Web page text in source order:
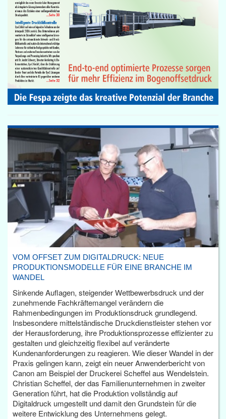
VOM OFFSET ZUM DIGITALDRUCK: NEUE
PRODUKTIONSMODELLE FÜR EINE BRANCHE IM
WANDEL
Sinkende Auflagen, steigender Wettbewerbsdruck und der
zunehmende Fachkräftemangel verändern die
Rahmenbedingungen im Produktionsdruck grundlegend.
Insbesondere mittelständische Druckdienstleister stehen vor
der Herausforderung, ihre Produktionsprozesse effizienter zu
gestalten und gleichzeitig flexibel auf veränderte
Kundenanforderungen zu reagieren. Wie dieser Wandel in der
Praxis gelingen kann, zeigt ein neuer Anwenderbericht von
Canon am Beispiel der Druckerei Scheffel aus Wendelstein.
Christian Scheffel, der das Familienunternehmen in zweiter
Generation führt, hat die Produktion vollständig auf
Digitaldruck umgestellt und damit den Grundstein für die
weitere Entwicklung des Unternehmens gelegt.